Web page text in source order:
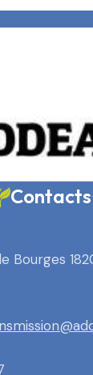
Contacts
Bourges